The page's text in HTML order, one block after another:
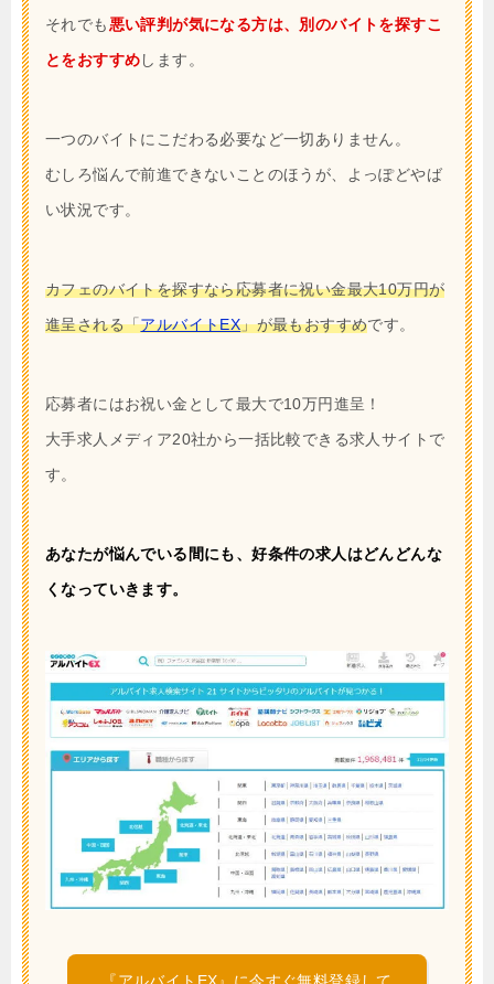
それでも悪い評判が気になる方は、別のバイトを探すこ
とをおすすめします。
一つのバイトにこだわる必要など一切ありません。
むしろ悩んで前進できないことのほうが、よっぽどやば
い状況です。
カフェのバイトを探すなら応募者に祝い金最大10万円が
進呈される「アルバイトEX」が最もおすすめです。
応募者にはお祝い金として最大で10万円進呈！
大手求人メディア20社から一括比較できる求人サイトで
す。
あなたが悩んでいる間にも、好条件の求人はどんどんな
くなっていきます。